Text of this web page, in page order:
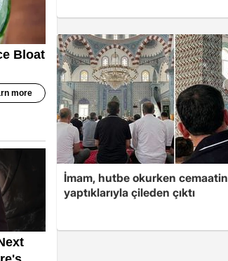
İmam, hutbe okurken cemaatin
yaptıklarıyla çileden çıktı